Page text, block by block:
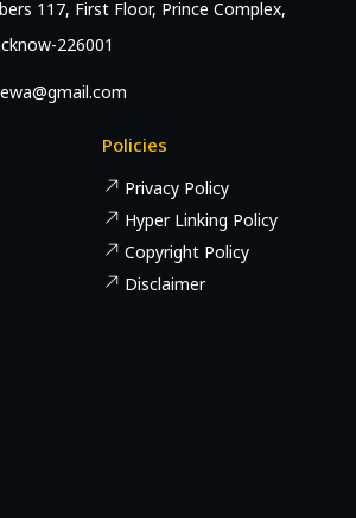
117, First Floor, Prince Complex,
226001
Policies
Privacy Policy
Hyper Linking Policy
Copyright Policy
Disclaimer